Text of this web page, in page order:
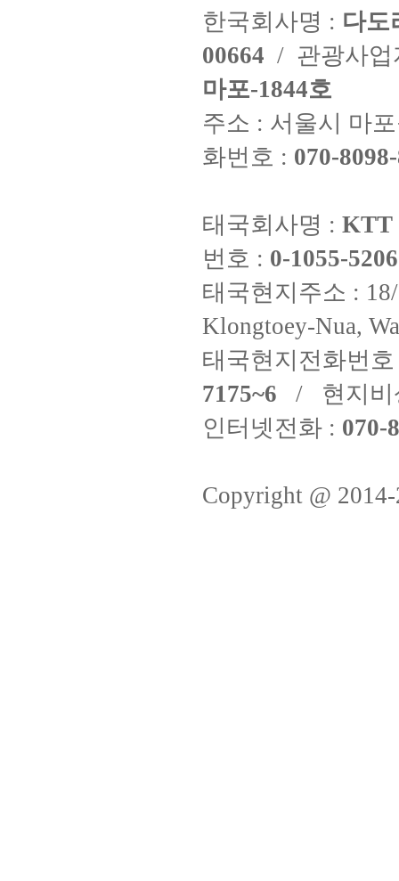
한국회사명 : 다도
00664 / 관광사
마포-1844호
주소 : 서울시 마
화번호 : 070-
태국회사명 : KTT
번호 : 0-1055-
태국현지주소 :
Klongtoey-Nua,
태국현지전화번
7175~6 / 현지비
인터넷전화 : 070-
Copyright @